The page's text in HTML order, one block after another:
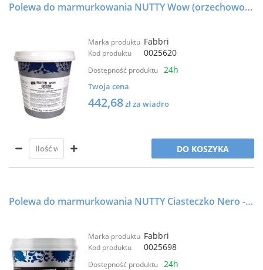
Polewa do marmurkowania NUTTY Wow (orzechowo-czekoladowa) - T34 - 4,2kg - FABBRI
Marka produktu Fabbri
Kod produktu 0025620
Dostępność produktu 24h
Twoja cena
442,68zł za wiadro
DO KOSZYKA
Polewa do marmurkowania NUTTY Ciasteczko Nero - 98T - 3,8kg - FABBRI
Marka produktu Fabbri
Kod produktu 0025698
Dostępność produktu 24h